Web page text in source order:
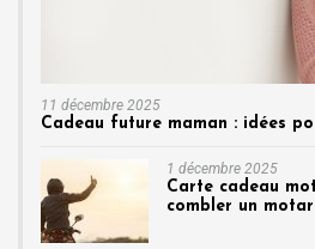
11 décembre 2025
Cadeau future maman : idées
1 décembre 2025
Carte cadeau
combler un